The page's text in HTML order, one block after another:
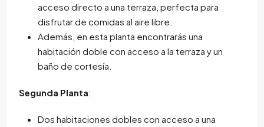
acceso directo a una terraza, perfecta para
disfrutar de comidas al aire libre.
Además, en esta planta encontrarás una
habitación doble con acceso a la terraza y un
baño de cortesía.
Segunda Planta:
Dos habitaciones dobles con acceso a una